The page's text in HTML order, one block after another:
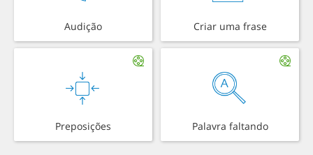
Audição Criar uma frase
Preposições Palavra faltando